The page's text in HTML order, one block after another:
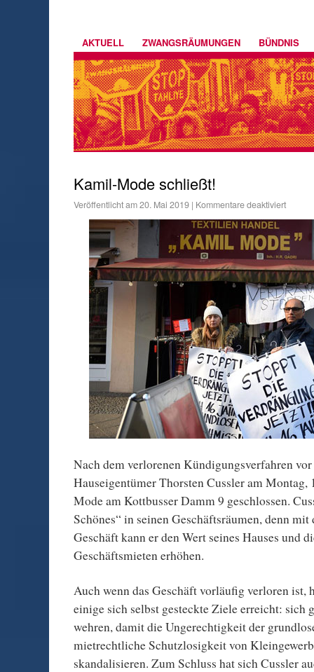
AKTUELL ZWANGSRÄUMUNGEN BÜNDNIS
Kamil-Mode schließt!
Veröffentlicht am20. Mai 2019 | Kommentare deaktiviert
Nach dem verlorenen Kündigungsverfahren
Hauseigentümer Thorsten Cussler am
Mode am Kottbusser Damm 9 geschlossen.
Schönes“ in seinen Geschäftsräumen, denn
Geschäft kann er den Wert seines Hauses und
Geschäftsmieten erhöhen.
Auch wenn das Geschäft vorläufig verloren ist,
einige sich selbst gesteckte Ziele erreicht: sich
wehren, damit die Ungerechtigkeit der
mietrechtliche Schutzlosigkeit von
skandalisieren. Zum Schluss hat sich Cussler